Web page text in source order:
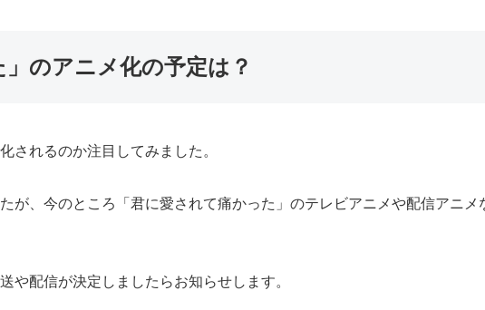
」のアニメ化の予定は？
されるのか注目してみました。
が、今のところ「君に愛されて痛かった」のテレビアニメや配信アニメ
や配信が決定しましたらお知らせします。